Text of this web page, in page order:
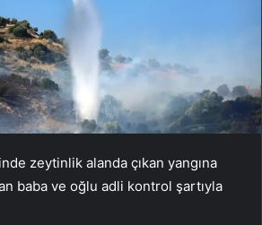
zeytinlik alanda çıkan yangına
baba ve oğlu adli kontrol şartıyla